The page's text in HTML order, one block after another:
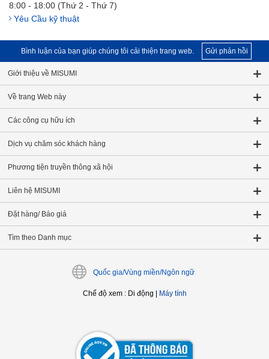
8:00 - 18:00 (Thứ 2 - Thứ 7)
Yêu Cầu kỹ thuật
Bình luận của bạn giúp chúng tôi cải thiện trang web. Gửi phản hồi
Giới thiệu về MISUMI
Về trang Web này
Các công cụ hữu ích
Dịch vụ chăm sóc khách hàng
Phương tiện truyền thông xã hội
Liên hệ MISUMI
Đặt hàng/ Báo giá
Tìm theo Danh mục
Quốc gia/Vùng miền/Ngôn ngữ
Chế độ xem: Di động Máy tính